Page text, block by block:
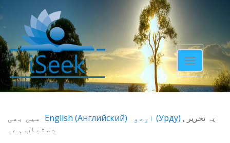
Toggle
navigation
یہ تحریر (Урду)
English (Английский)
میں بھی
دستیاب ہے۔